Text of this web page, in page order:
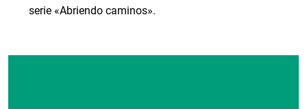
serie «Abriendo caminos».